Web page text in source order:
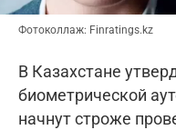
Фотоколлаж: Finratings.kz
В Казахстане
биометрической
начнут строже